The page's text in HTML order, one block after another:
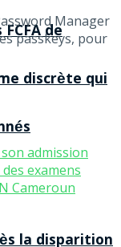
de
discrète qui
Manager
passkeys, pour
la disparition